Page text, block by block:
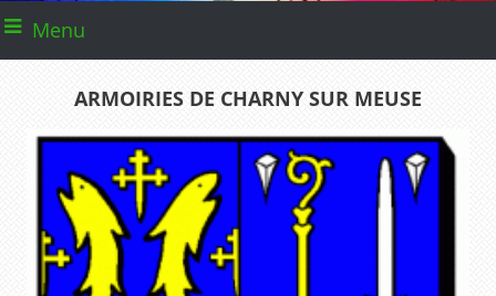
Menu
ARMOIRIES DE CHARNY SUR MEUSE